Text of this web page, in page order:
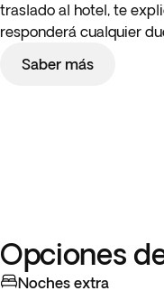
traslado al hotel, te
responderá cualquier
Saber más
Opciones
Noches extra